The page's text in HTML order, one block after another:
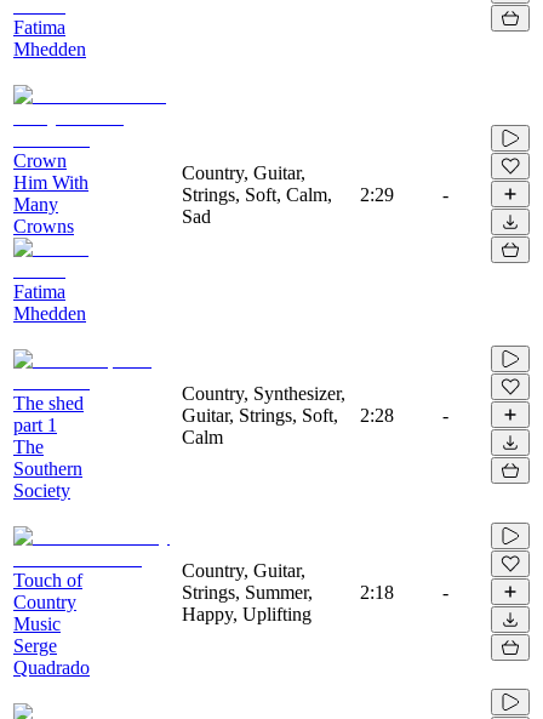
Fatima
Mhedden
Crown
Him With
Many
Crowns
Fatima
Mhedden
Country, Guitar,
Strings, Soft, Calm,
Sad
2:29 -
The shed
part 1
The
Southern
Society
Country, Synthesizer,
Guitar, Strings, Soft,
Calm
2:28 -
Touch of
Country
Music
Serge
Quadrado
Country, Guitar,
Strings, Summer,
Happy, Uplifting
2:18 -